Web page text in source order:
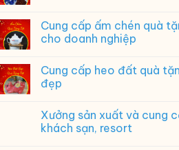
yêu
Cung cấp ấm chén quà
cho doanh nghiệp
Cung cấp heo đất quà
đẹp
Xưởng sản xuất và cung
khách sạn, resort